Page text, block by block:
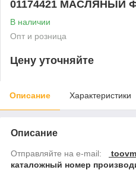
01174421 МАСЛЯНЫЙ
В наличии
Опт и розница
Цену уточняйте
Описание Характеристики
Описание
Отправляйте на e-mail:
каталожный номер